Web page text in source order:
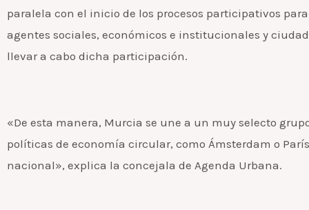
paralela con el inicio de los procesos participativos
agentes sociales, económicos e institucionales y
llevar a cabo dicha participación.
«De esta manera, Murcia se une a un muy selecto
políticas de economía circular, como Ámsterdam o
nacional», explica la concejala de Agenda Urbana.